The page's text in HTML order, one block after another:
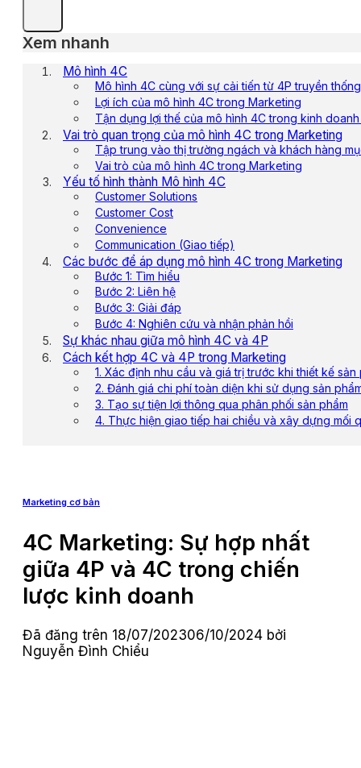
Xem nhanh
Mô hình 4C
Mô hình 4C cùng với sự cải tiến từ 4P truyền thống
Lợi ích của mô hình 4C trong Marketing
Tận dụng lợi thế của mô hình 4C trong kinh
Vai trò quan trọng của mô hình 4C trong Marketing
Tập trung vào thị trường ngách và khách hàng
Vai trò của mô hình 4C trong Marketing
Yếu tố hình thành Mô hình 4C
Customer Solutions
Customer Cost
Convenience
Communication (Giao tiếp)
Các bước để áp dụng mô hình 4C trong Marketing
Bước 1: Tìm hiểu
Bước 2: Liên hệ
Bước 3: Giải đáp
Bước 4: Nghiên cứu và nhận phản hồi
Sự khác nhau giữa mô hình 4C và 4P
Cách kết hợp 4C và 4P trong Marketing
1. Xác định nhu cầu và giá trị trước khi thiết kế sản
2. Đánh giá chi phí toàn diện khi sử dụng sản
3. Tạo sự tiện lợi thông qua phân phối sản phẩm
4. Thực hiện giao tiếp hai chiều và xây dựng mối
Marketing cơ bản
4C Marketing: Sự hợp nhất
giữa 4P và 4C trong chiến
lược kinh doanh
Đã đăng trên 18/07/202306/10/2024 bởi
Nguyễn Đình Chiểu